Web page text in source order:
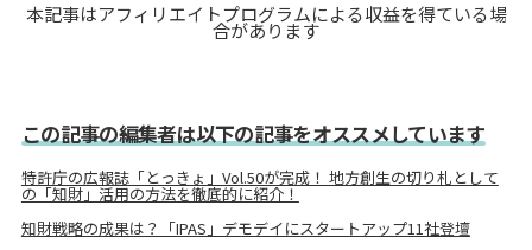
本記事はアフィリエイトプログラムによる収益を得ている場
合があります
この記事の編集者は以下の記事をオススメしています
特許庁の広報誌「とっきょ」Vol.50が完成！ 地方創生の切り札として
の「知財」活用の方法を徹底的に紹介！
知財戦略の成果は？「IPAS」デモデイにスタートアップ11社登壇